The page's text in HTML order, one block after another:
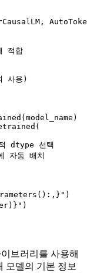
적합
사용)
dtype 선택
자동 배치
"
"
브러리를 사용해
모델의 기본 정보